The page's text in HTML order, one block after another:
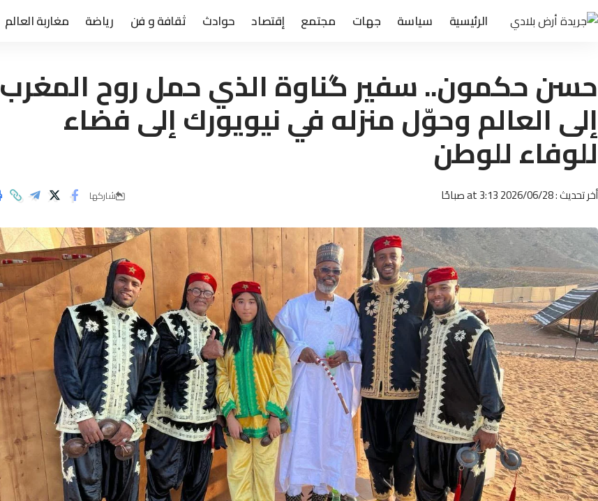
الرئيسية سياسة جهات مجتمع إقتصاد حوادث ثقافة و فن رياضة مغاربة العالم
حسن حكمون.. سفير گناوة الذي حمل روح المغرب
إلى العالم وحوّل منزله في نيويورك إلى فضاء
للوفاء للوطن
أخر تحديث : 2026/06/28 at 3:13 صباحًا شاركها